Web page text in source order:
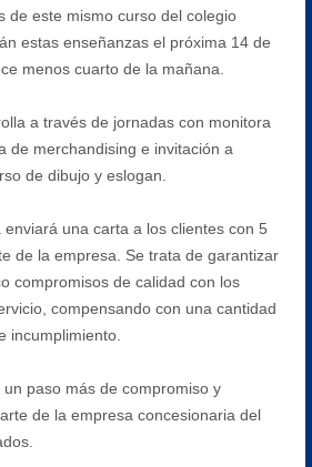
de este mismo curso del colegio
estas enseñanzas el próxima 14 de
menos cuarto de la mañana.
a través de jornadas con monitora
de merchandising e invitación a
de dibujo y eslogan.
una carta a los clientes con 5
de la empresa. Se trata de garantizar
compromisos de calidad con los
compensando con una cantidad
incumplimiento.
paso más de compromiso y
de la empresa concesionaria del